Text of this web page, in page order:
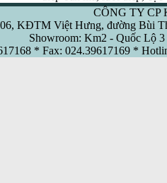
CÔNG TY CP
KĐTM Việt Hưng, đường Bùi
Showroom: Km2 - Quốc Lộ
* Fax: 024.39617169 *